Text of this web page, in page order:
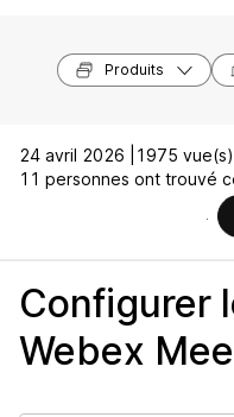
Produits
24 avril 2026 |
1975 vue(s) |
11 personnes ont trouvé
Configurer
Webex